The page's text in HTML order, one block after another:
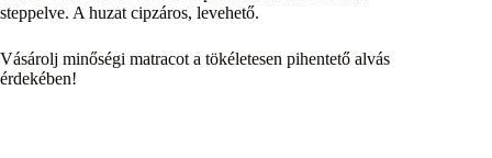
steppelve. A huzat cipzáros, levehető.
Vásárolj minőségi matracot a tökéletesen pihentető alvás
érdekében!